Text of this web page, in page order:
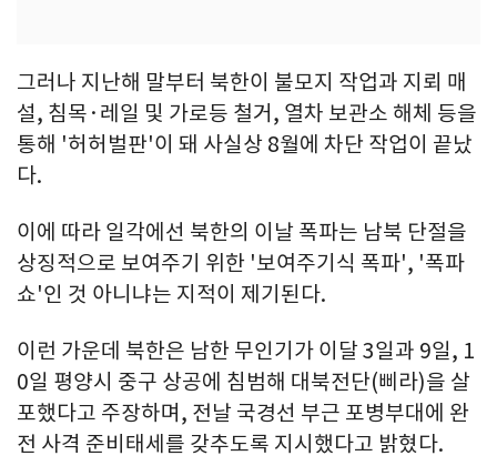
그러나 지난해 말부터 북한이 불모지 작업과 지뢰 매
설, 침목·레일 및 가로등 철거, 열차 보관소 해체 등을
통해 '허허벌판'이 돼 사실상 8월에 차단 작업이 끝났
다.
이에 따라 일각에선 북한의 이날 폭파는 남북 단절을
상징적으로 보여주기 위한 '보여주기식 폭파', '폭파
쇼'인 것 아니냐는 지적이 제기된다.
이런 가운데 북한은 남한 무인기가 이달 3일과 9일, 1
0일 평양시 중구 상공에 침범해 대북전단(삐라)을 살
포했다고 주장하며, 전날 국경선 부근 포병부대에 완
전 사격 준비태세를 갖추도록 지시했다고 밝혔다.